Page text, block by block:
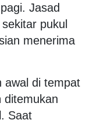
Jasad
pukul
menerima
awal di tempat
ditemukan
Saat